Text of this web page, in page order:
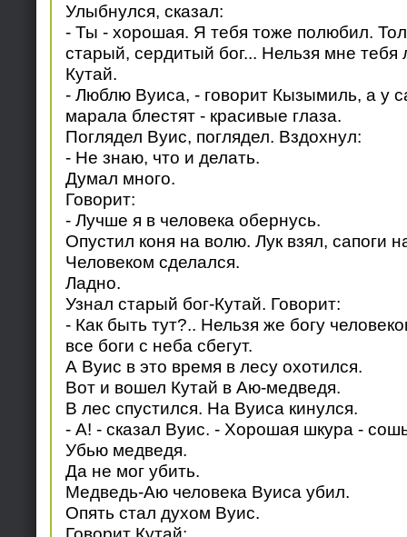
Улыбнулся, сказал:
- Ты - хорошая. Я тебя тоже полюбил.
старый, сердитый бог... Нельзя мне тебя
Кутай.
- Люблю Вуиса, - говорит Кызымиль, а у
марала блестят - красивые глаза.
Поглядел Вуис, поглядел. Вздохнул:
- Не знаю, что и делать.
Думал много.
Говорит:
- Лучше я в человека обернусь.
Опустил коня на волю. Лук взял, сапоги
Человеком сделался.
Ладно.
Узнал старый бог-Кутай. Говорит:
- Как быть тут?.. Нельзя же богу
все боги с неба сбегут.
А Вуис в это время в лесу охотился.
Вот и вошел Кутай в Аю-медведя.
В лес спустился. На Вуиса кинулся.
- А! - сказал Вуис. - Хорошая шкура -
Убью медведя.
Да не мог убить.
Медведь-Аю человека Вуиса убил.
Опять стал духом Вуис.